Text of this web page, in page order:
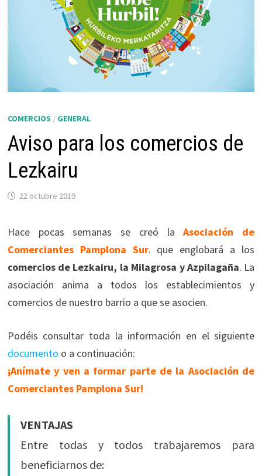
COMERCIOS / GENERAL
Aviso para los comercios de
Lezkairu
22 octubre 2019
Hace pocas semanas se creó laAsociación de
Comerciantes Pamplona Sur. que englobará a los
comercios de Lezkairu, la Milagrosa y Azpilagaña. La
asociación anima a todos los establecimientos y
comercios de nuestro barrio a que se asocien.
Podéis consultar toda la información en el siguiente
documento o a continuación:
¡Anímate y ven a formar parte de la Asociación de
Comerciantes Pamplona Sur!
VENTAJAS
Entre todas y todos trabajaremos para
beneficiarnos de: